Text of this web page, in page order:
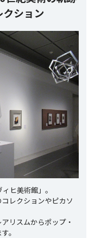
ション
ヒ美術館」。
レクションやピカソ
リスムからポップ・
。